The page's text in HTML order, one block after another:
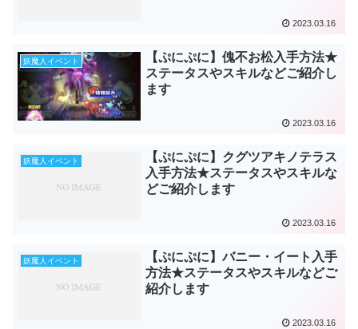
2023.03.16
妖魔人イベント
【ぷにぷに】傀不お松入手方法★
ステータスやスキルなどご紹介し
ます
2023.03.16
妖魔人イベント
【ぷにぷに】クグツアキノテラス
入手方法★ステータスやスキルな
どご紹介します
2023.03.16
妖魔人イベント
【ぷにぷに】バニー・イート入手
方法★ステータスやスキルなどご
紹介します
2023.03.16